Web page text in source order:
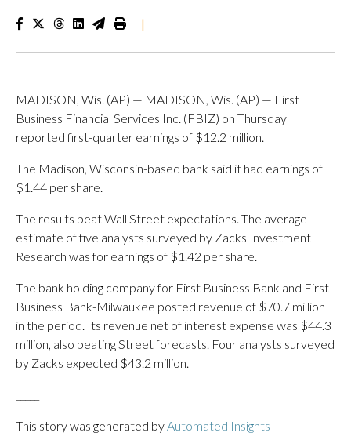
|
MADISON, Wis. (AP) — MADISON, Wis. (AP) — First
Business Financial Services Inc. (FBIZ) on Thursday
reported first-quarter earnings of $12.2 million.
The Madison, Wisconsin-based bank said it had earnings of
$1.44 per share.
The results beat Wall Street expectations. The average
estimate of five analysts surveyed by Zacks Investment
Research was for earnings of $1.42 per share.
The bank holding company for First Business Bank and First
Business Bank-Milwaukee posted revenue of $70.7 million
in the period. Its revenue net of interest expense was $44.3
million, also beating Street forecasts. Four analysts surveyed
by Zacks expected $43.2 million.
This story was generated byAutomated Insights